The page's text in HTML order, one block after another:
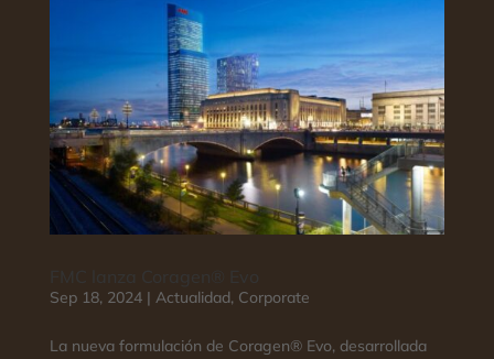
Sep 18, 2024| Actualidad, Corporate
La nueva formulación de Coragen® Evo, desarrollada